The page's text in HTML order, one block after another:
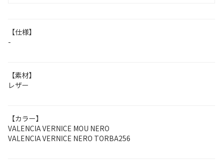
【仕様】
-
【素材】
レザー
【カラー】
VALENCIA VERNICE MOU NERO
VALENCIA VERNICE NERO TORBA256